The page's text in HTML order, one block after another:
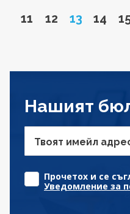
Go to page
11 Go to page
12 Page
13 Go to
14
Нашият
Твоят имейл
Прочетох и се
Уведомление за